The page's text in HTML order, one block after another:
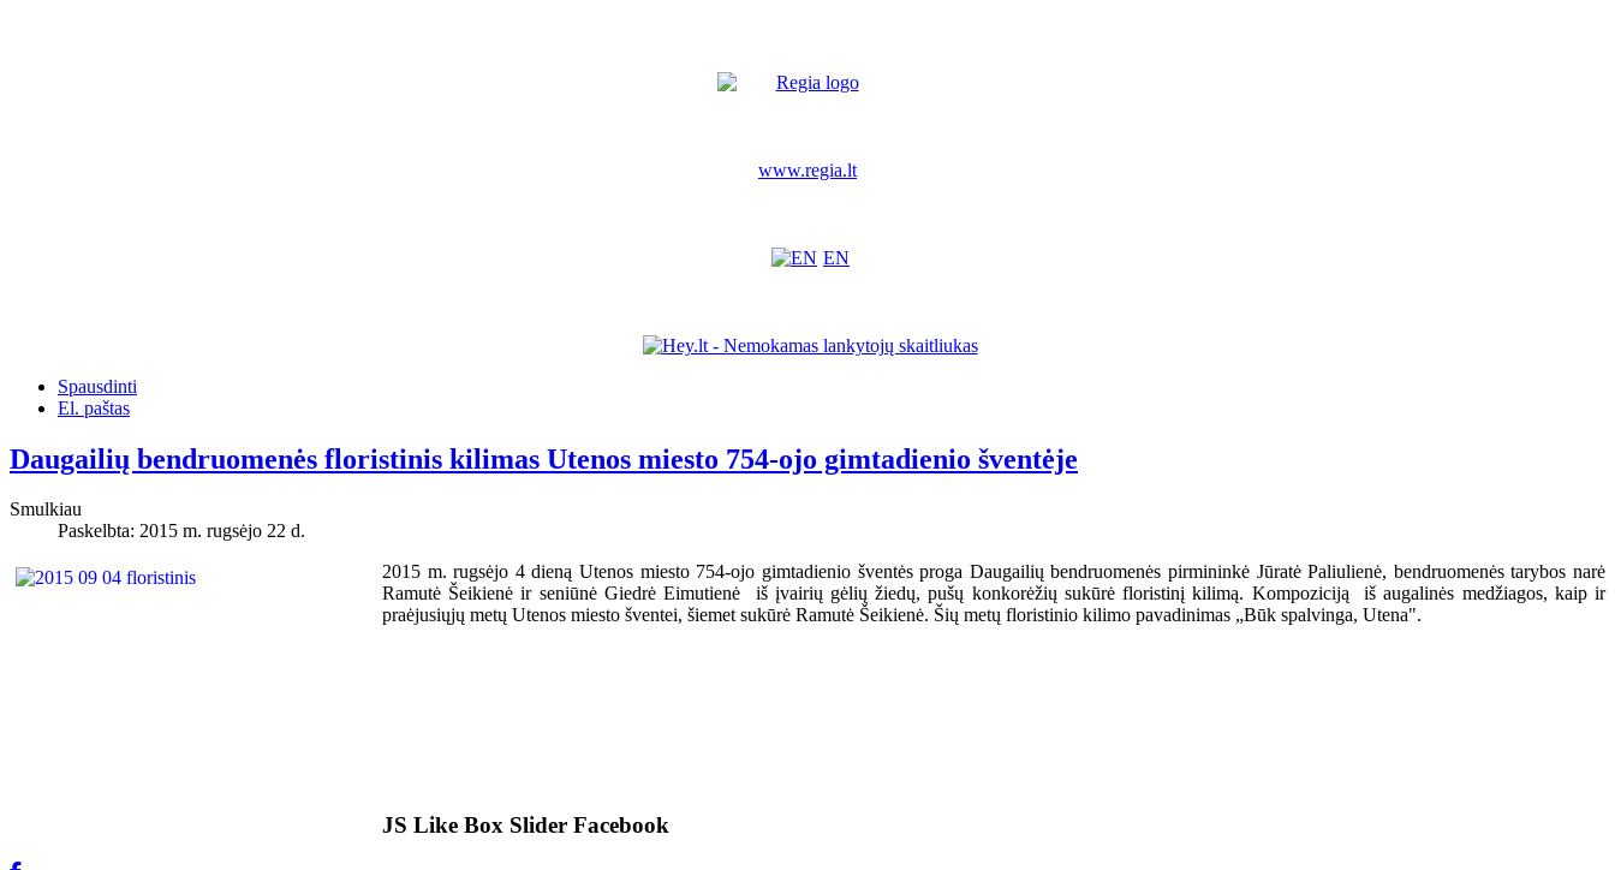
www.regia.lt
EN
Spausdinti
El. paštas
Daugailių bendruomenės floristinis kilimas Utenos miesto 754-ojo gimtadienio šventėje
Smulkiau
Paskelbta: 2015 m. rugsėjo 22 d.
2015 m. rugsėjo 4 dieną Utenos miesto 754-ojo gimtadienio šventės proga Daugailių bendruomenės pirmininkė Jūratė Paliulienė, bendruomenės tarybos narė
Ramutė Šeikienė ir seniūnė Giedrė Eimutienė iš įvairių gėlių žiedų, pušų konkorėžių sukūrė floristinį kilimą. Kompoziciją iš augalinės medžiagos, kaip ir
praėjusiųjų metų Utenos miesto šventei, šiemet sukūrė Ramutė Šeikienė. Šių metų floristinio kilimo pavadinimas „Būk spalvinga, Utena".
JS Like Box Slider Facebook